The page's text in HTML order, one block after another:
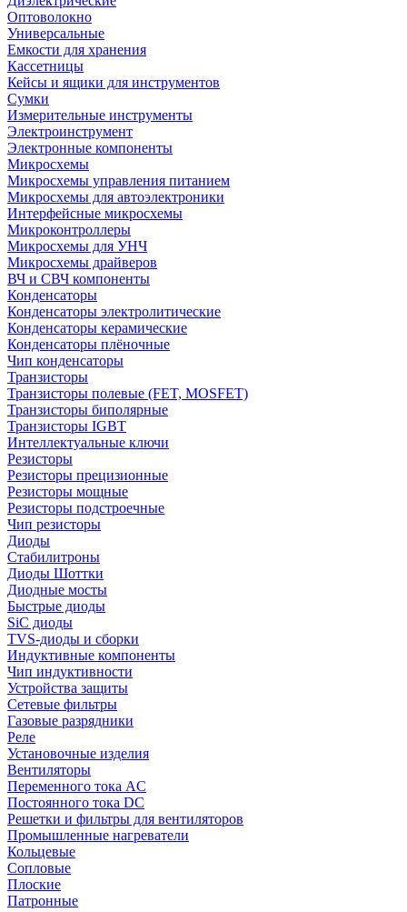
Оптоволокно
Универсальные
Емкости для хранения
Кассетницы
Кейсы и ящики для инструментов
Сумки
Измерительные инструменты
Электроинструмент
Электронные компоненты
Микросхемы
Микросхемы управления питанием
Микросхемы для автоэлектроники
Интерфейсные микросхемы
Микроконтроллеры
Микросхемы для УНЧ
Микросхемы драйверов
ВЧ и СВЧ компоненты
Конденсаторы
Конденсаторы электролитические
Конденсаторы керамические
Конденсаторы плёночные
Чип конденсаторы
Транзисторы
Транзисторы полевые (FET, MOSFET)
Транзисторы биполярные
Транзисторы IGBT
Интеллектуальные ключи
Резисторы
Резисторы прецизионные
Резисторы мощные
Резисторы подстроечные
Чип резисторы
Диоды
Стабилитроны
Диоды Шоттки
Диодные мосты
Быстрые диоды
SiC диоды
TVS-диоды и сборки
Индуктивные компоненты
Чип индуктивности
Устройства защиты
Сетевые фильтры
Газовые разрядники
Реле
Установочные изделия
Вентиляторы
Переменного тока AC
Постоянного тока DC
Решетки и фильтры для вентиляторов
Промышленные нагреватели
Кольцевые
Сопловые
Плоские
Патронные